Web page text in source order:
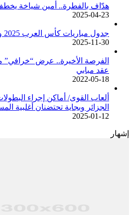
هدّاف بالفطرة.. أمين شياخة يخطف
2025-04-23
جدول مباريات كأس العرب 2025 والقنوات الناقلة المفتوحة
2025-11-30
الفرصة الأخيرة.. عرض “خرافي”
عقد مبابي
2022-05-18
الجزائر وبجاية تحتضنان أغلبية
2025-01-12
إشهار